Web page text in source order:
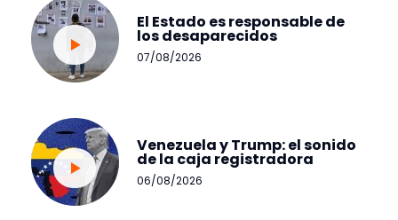
El Estado es responsable de
los desaparecidos
07/08/2026
Venezuela y Trump: el sonido
de la caja registradora
06/08/2026